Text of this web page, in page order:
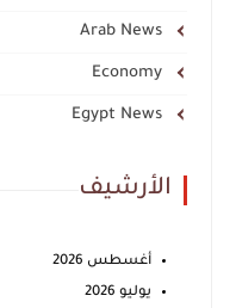
Arab News
Economy
Egypt News
الأرشيف
أغسطس 2026
يوليو 2026